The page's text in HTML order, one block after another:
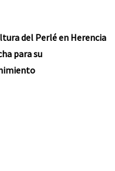
del Perlé en Herencia
para su